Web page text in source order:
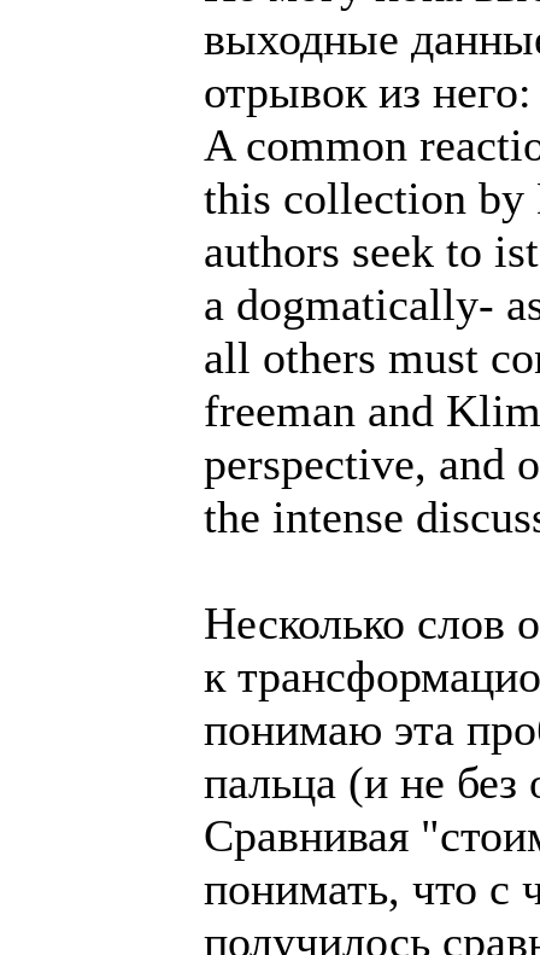
выходные
отрывок из него:
A common
this collection by
authors seek to
a dogmatically-
all others must
freeman and
perspective, and
the intense
Несколько слов
к
понимаю эта
пальца (и не без
Сравнивая
понимать, что с
получилось